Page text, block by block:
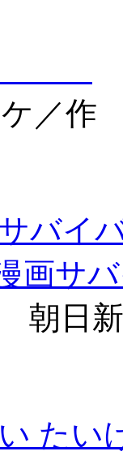
の
ケ／
サバ
画サ
朝日
たい